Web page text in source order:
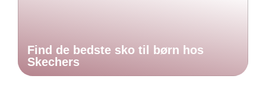
Find de bedste sko til børn hos
Skechers